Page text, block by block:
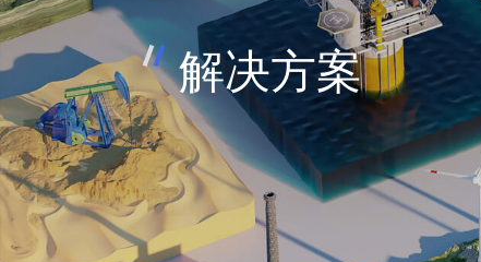
研发优势
>
资质荣誉
>
品牌理念
>
>
制冷设备
>
微模块设备
>
软件设备
配电设备
>
专用电源
>
>
解决方案